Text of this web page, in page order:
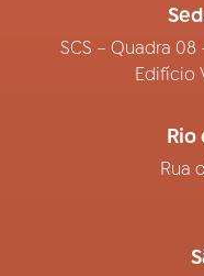
SCS – Quadra
Edifício
Rio
Rua